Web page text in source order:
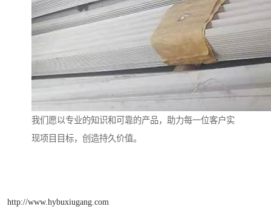
我们愿以专业的知识和可靠的产品，助力每一位客户实
现项目目标，创造持久价值。
http://www.hybuxiugang.com